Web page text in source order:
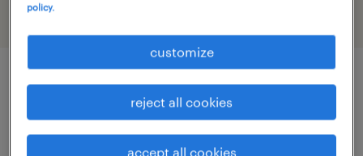
policy.
customize
reject all cookies
accept all cookies